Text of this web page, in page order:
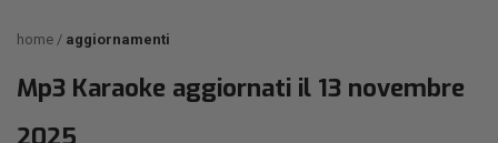
home aggiornamenti
Mp3 Karaoke aggiornati il 13 novembre